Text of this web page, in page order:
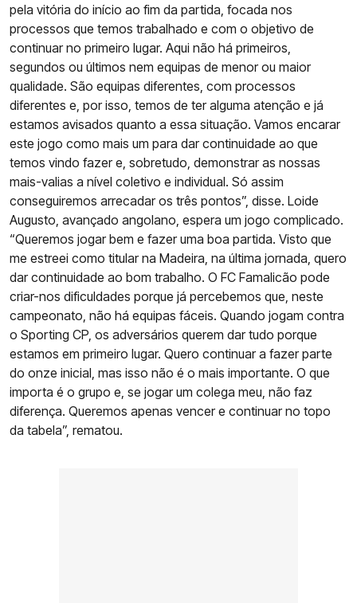
pela vitória do início ao fim da partida, focada nos
processos que temos trabalhado e com o objetivo de
continuar no primeiro lugar. Aqui não há primeiros,
segundos ou últimos nem equipas de menor ou maior
qualidade. São equipas diferentes, com processos
diferentes e, por isso, temos de ter alguma atenção e já
estamos avisados quanto a essa situação. Vamos encarar
este jogo como mais um para dar continuidade ao que
temos vindo fazer e, sobretudo, demonstrar as nossas
mais-valias a nível coletivo e individual. Só assim
conseguiremos arrecadar os três pontos”, disse. Loide
Augusto, avançado angolano, espera um jogo complicado.
“Queremos jogar bem e fazer uma boa partida. Visto que
me estreei como titular na Madeira, na última jornada, quero
dar continuidade ao bom trabalho. O FC Famalicão pode
criar-nos dificuldades porque já percebemos que, neste
campeonato, não há equipas fáceis. Quando jogam contra
o Sporting CP, os adversários querem dar tudo porque
estamos em primeiro lugar. Quero continuar a fazer parte
do onze inicial, mas isso não é o mais importante. O que
importa é o grupo e, se jogar um colega meu, não faz
diferença. Queremos apenas vencer e continuar no topo
da tabela”, rematou.